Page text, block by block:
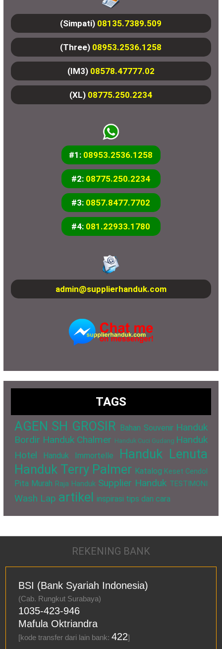
(Simpati) 08135.7389.509
(Three) 08953.2536.1258
(IM3) 08578.47777.02
(XL) 08775.250.2234
#1: 08953.2536.1258
#2: 08775.250.2234
#3: 0857.8477.7702
#4: 081.22933.1780
admin@supplierhanduk.com
TAGS
AGEN SH GROSIR Bahan Souvenir Handuk
Bordir Handuk Chalmer Handuk Cuci Gudang Handuk
Hotel
Handuk Immortelle
Handuk Lenuta
Handuk Terry Palmer Katalog Keset Cendol
Pita Murah Raja Handuk Supplier Handuk TESTIMONI
Wash Lap artikel inspirasi tips dan cara
REKENING BANK
BSI (Bank Syariah Indonesia)
(Cab. Rungkut Surabaya)
1035-423-946
Mafula Oktriandra
[kode transfer dari lain bank:422]